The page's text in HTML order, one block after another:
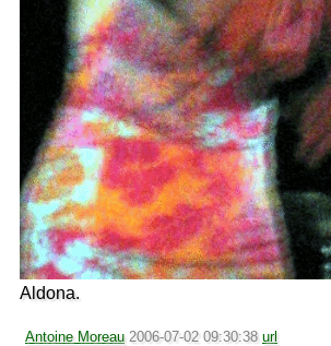
Aldona.
Antoine Moreau 2006-07-02 09:30:38 url